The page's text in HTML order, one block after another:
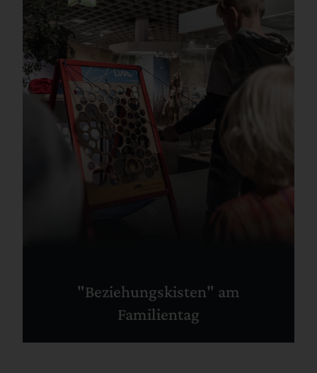
"Beziehungskisten" am
Familientag